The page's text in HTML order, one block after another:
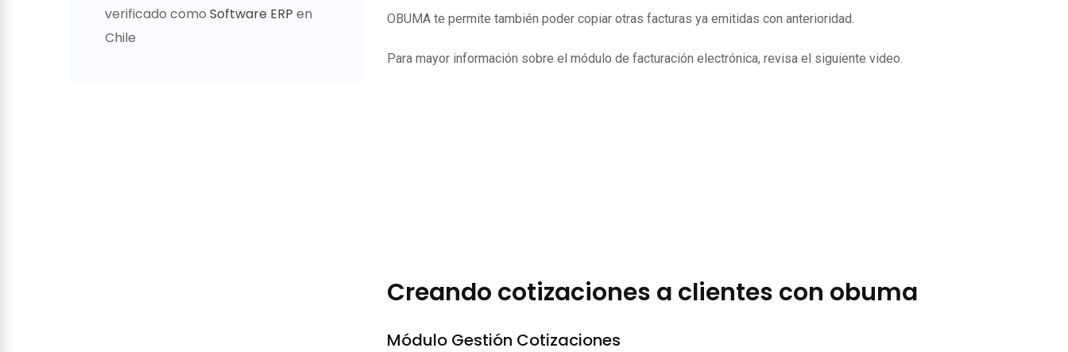
OBUMA te permite también poder copiar otras facturas ya emitidas con anterioridad.
Para mayor información sobre el módulo de facturación electrónica, revisa el siguiente video.
verificado como Software ERP en
Chile
Creando cotizaciones a clientes con obuma
Módulo Gestión Cotizaciones